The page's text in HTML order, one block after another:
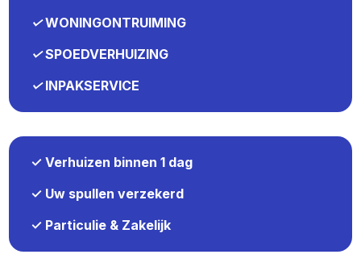
✓WONINGONTRUIMING
✓SPOEDVERHUIZING
✓INPAKSERVICE
✓ Verhuizen binnen 1 dag
✓ Uw spullen verzekerd
✓ Particulie & Zakelijk